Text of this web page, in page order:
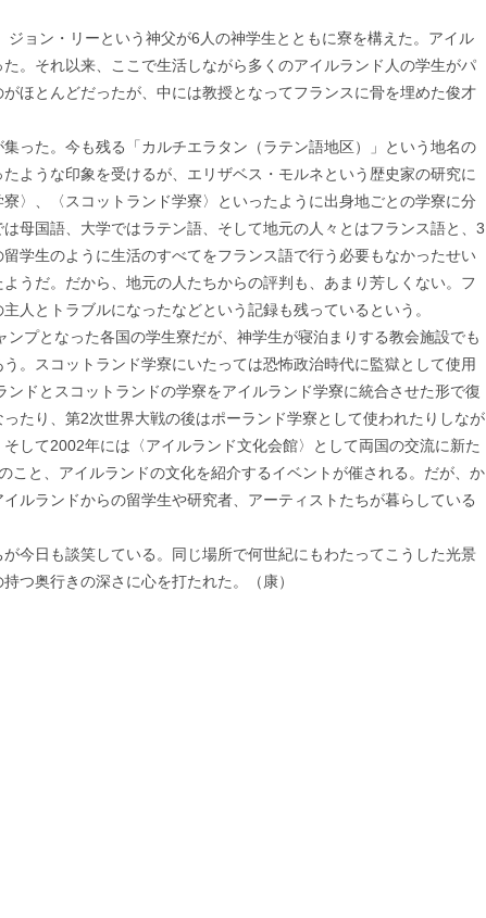
ョン・リーという神父が6人の神学生とともに寮を構えた。アイル
。それ以来、ここで生活しながら多くのアイルランド人の学生がパ
ほとんどだったが、中には教授となってフランスに骨を埋めた俊才
った。今も残る「カルチエラタン（ラテン語地区）」という地名の
ような印象を受けるが、エリザベス・モルネという歴史家の研究に
〉、〈スコットランド学寮〉といったように出身地ごとの学寮に分
母国語、大学ではラテン語、そして地元の人々とはフランス語と、3
学生のように生活のすべてをフランス語で行う必要もなかったせい
うだ。だから、地元の人たちからの評判も、あまり芳しくない。フ
人とトラブルになったなどという記録も残っているという。
プとなった各国の学生寮だが、神学生が寝泊まりする教会施設でも
。スコットランド学寮にいたっては恐怖政治時代に監獄として使用
ドとスコットランドの学寮をアイルランド学寮に統合させた形で復
たり、第2次世界大戦の後はポーランド学寮として使われたりしなが
して2002年には〈アイルランド文化会館〉として両国の交流に新た
こと、アイルランドの文化を紹介するイベントが催される。だが、か
ルランドからの留学生や研究者、アーティストたちが暮らしている
今日も談笑している。同じ場所で何世紀にもわたってこうした光景
つ奥行きの深さに心を打たれた。（康）